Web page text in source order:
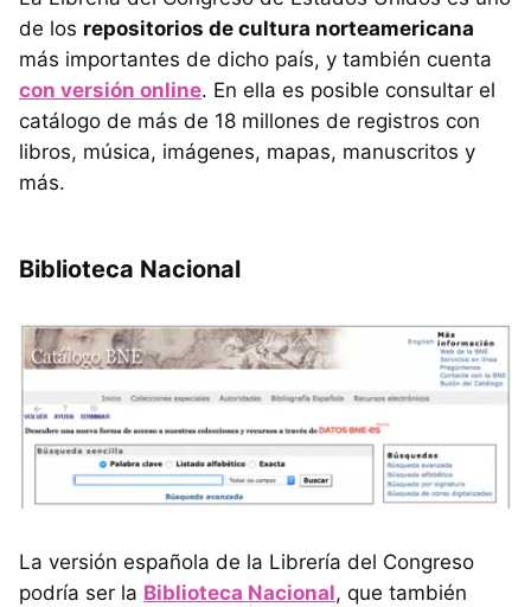
de los repositorios de cultura norteamericana
más importantes de dicho país, y también cuenta
con versión online. En ella es posible consultar el
catálogo de más de 18 millones de registros con
libros, música, imágenes, mapas, manuscritos y
más.
Biblioteca Nacional
La versión española de la Librería del Congreso
podría ser la Biblioteca Nacional, que también